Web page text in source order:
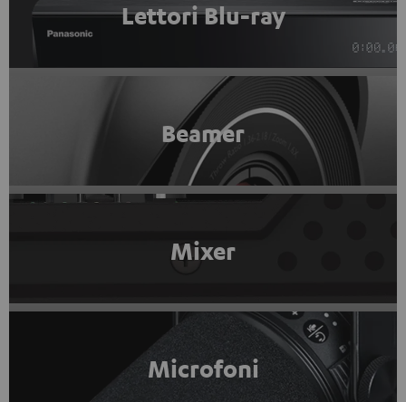
Lettori Blu-ray
Beamer
Mixer
Microfoni